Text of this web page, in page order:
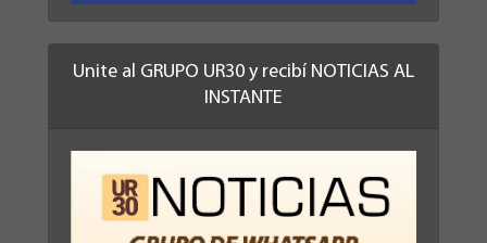
Unite al GRUPO UR30 y recibí NOTICIAS AL
INSTANTE